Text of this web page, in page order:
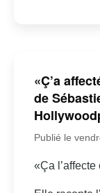
«Ç’a
de
Publié le
«Ça l’affecte